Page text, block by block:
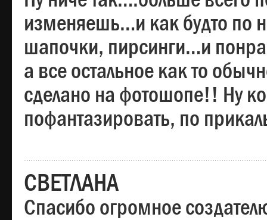
изменяешь…и как будто по
шапочки, пирсинги…и
а все остальное как то
сделано на фотошопе!! Ну
пофантазировать, по
СВЕТЛАНА
Спасибо огромное